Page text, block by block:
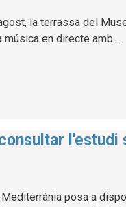
la terrassa del
música en directe amb...
Mediterrània posa a